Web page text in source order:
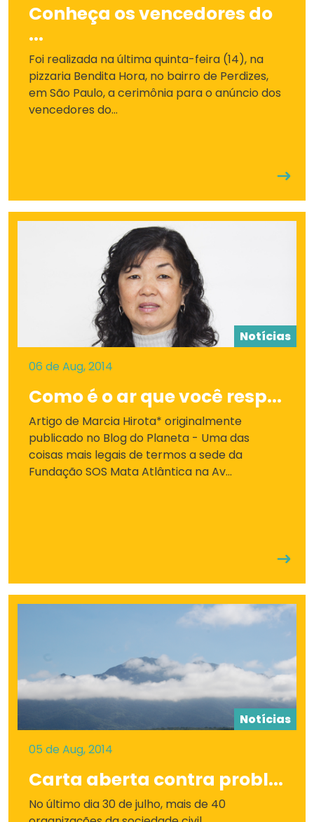
Conheça os vencedores do
...
Foi realizada na última quinta-feira (14), na
pizzaria Bendita Hora, no bairro de Perdizes,
em São Paulo, a cerimônia para o anúncio dos
vencedores do...
Notícias
06 de Aug, 2014
Como é o ar que você resp...
Artigo de Marcia Hirota* originalmente
publicado no Blog do Planeta - Uma das
coisas mais legais de termos a sede da
Fundação SOS Mata Atlântica na Av...
Notícias
05 de Aug, 2014
Carta aberta contra probl...
No último dia 30 de julho, mais de 40